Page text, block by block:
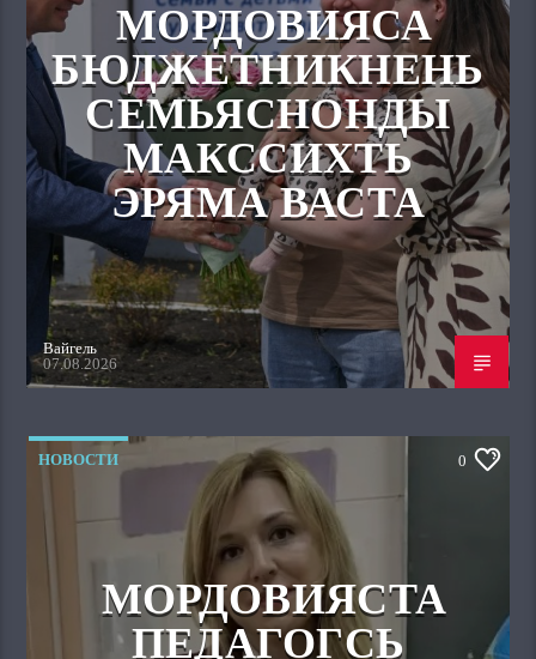
МОРДОВИЯСА
БЮДЖЕТНИКНЕНЬ
СЕМЬЯСНОНДЫ
МАКССИХТЬ
ЭРЯМА ВАСТА
Вайгель
07.08.2026
НОВОСТИ 0
МОРДОВИЯСТА
ПЕДАГОГСЬ